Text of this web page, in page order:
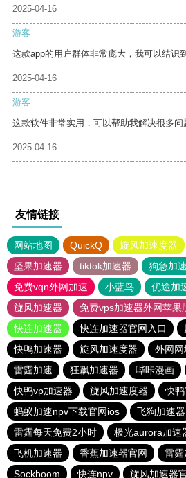
2025-04-16
游客
这款app的用户群体非常庞大，我可以结识
2025-04-16
游客
这款软件非常实用，可以帮助我解决很多问
2025-04-16
友情链接
网站地图 QuickQ 旋风加速度器
坚果加速器
tiktok加速器
狗急加
免费vqn外网加速
小蓝鸟 优途加
旋风加速器
免费vps加速器外网苹果
快连加速器
快连加速器官网入口
快鸭加速器
旋风加速度器 外网
雷霆加速
狂飙加速器 哔咔漫画
快鸭vp加速器
旋风加速度器 快
蚂蚁加速npv下载官网ios
飞狗加速器
雷霆每天免费2小时
极光aurora加速
飞机加速器
香蕉加速器官网 雷霆
Sockboom
快连npv 旋风加速器